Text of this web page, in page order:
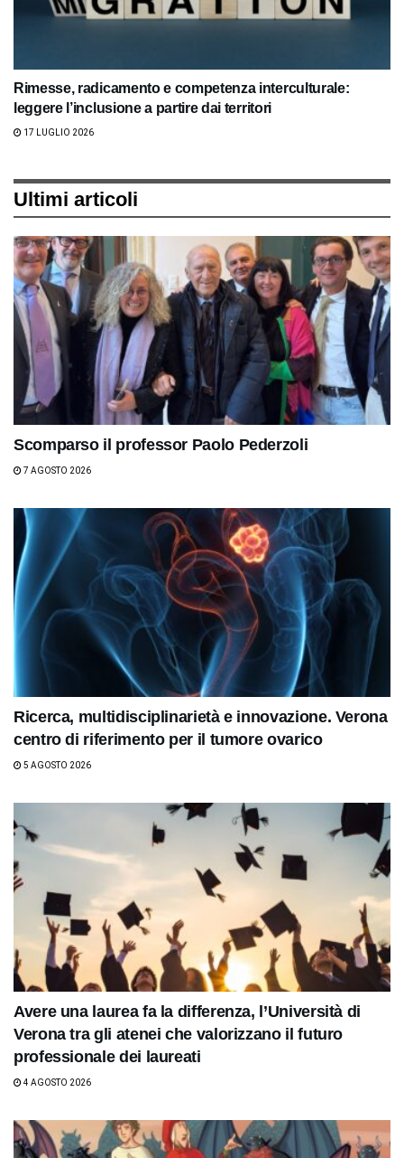
Rimesse, radicamento e competenza interculturale:
leggere l’inclusione a partire dai territori
17 LUGLIO 2026
Ultimi articoli
Scomparso il professor Paolo Pederzoli
7 AGOSTO 2026
Ricerca, multidisciplinarietà e innovazione. Verona
centro di riferimento per il tumore ovarico
5 AGOSTO 2026
Avere una laurea fa la differenza, l’Università di
Verona tra gli atenei che valorizzano il futuro
professionale dei laureati
4 AGOSTO 2026